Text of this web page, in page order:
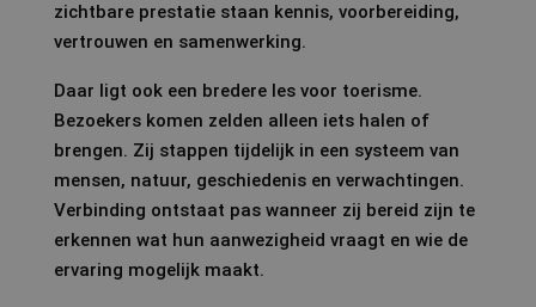
zichtbare prestatie staan kennis, voorbereiding,
vertrouwen en samenwerking.
Daar ligt ook een bredere les voor toerisme.
Bezoekers komen zelden alleen iets halen of
brengen. Zij stappen tijdelijk in een systeem van
mensen, natuur, geschiedenis en verwachtingen.
Verbinding ontstaat pas wanneer zij bereid zijn te
erkennen wat hun aanwezigheid vraagt en wie de
ervaring mogelijk maakt.